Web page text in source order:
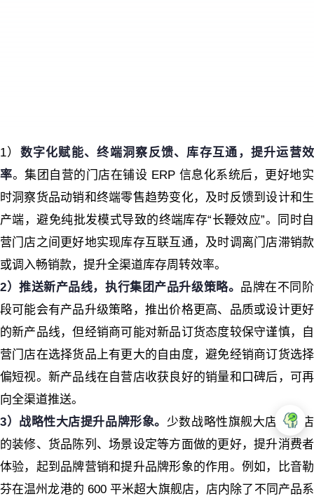
1） 数字化赋能、终端洞察反馈、库存互通，提升运营效
率。集团自营的门店在铺设 ERP 信息化系统后，更好地实
时洞察货品动销和终端零售趋势变化，及时反馈到设计和生
产端，避免纯批发模式导致的终端库存“长鞭效应”。同时自
营门店之间更好地实现库存互联互通，及时调离门店滞销款
或调入畅销款，提升全渠道库存周转效率。
2）推送新产品线，执行集团产品升级策略。 品牌在不同阶
段可能会有产品升级策略，推出价格更高、品质或设计更好
的新产品线，但经销商可能对新品订货态度较保守谨慎，自
营门店在选择货品上有更大的自由度，避免经销商订货选择
偏短视。新产品线在自营店收获良好的销量和口碑后，可再
向全渠道推送。
3）战略性大店提升品牌形象。 少数战略性旗舰大店在门店
的装修、货品陈列、场景设定等方面做的更好，提升消费者
体验，起到品牌营销和提升品牌形象的作用。例如，比音勒
芬在温州龙港的 600 平米超大旗舰店，店内除了不同产品系